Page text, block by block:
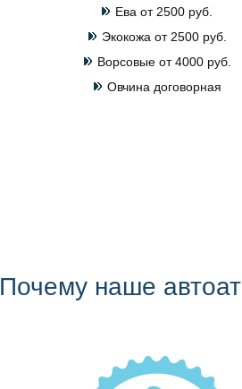
Ева от 2500 руб.
Экокожа от 2500 руб.
Ворсовые от 4000 руб.
Овчина договорная
Почему наше